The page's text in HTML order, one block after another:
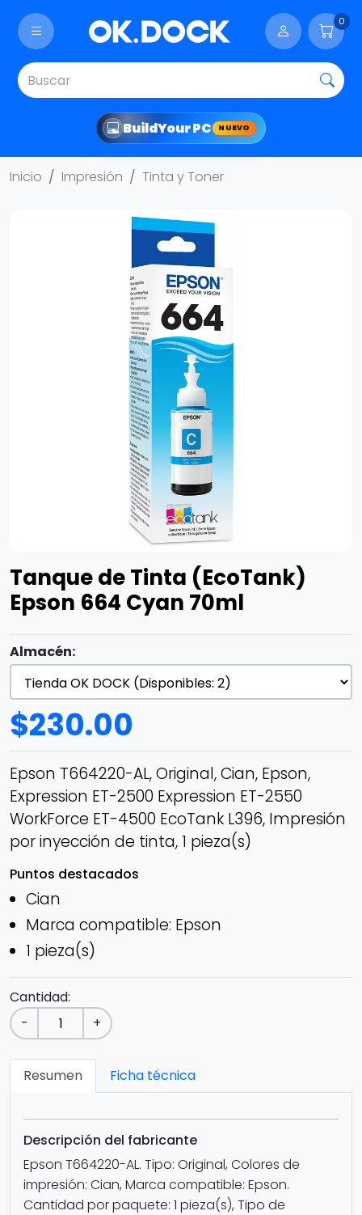
0
BuildYour PC NUEVO
Inicio Impresión Tinta y Toner
Tanque de Tinta (EcoTank)
Epson 664 Cyan 70ml
Almacén:
$230.00
Epson T664220-AL, Original, Cian, Epson,
Expression ET-2500 Expression ET-2550
WorkForce ET-4500 EcoTank L396, Impresión
por inyección de tinta, 1 pieza(s)
Puntos destacados
Cian
Marca compatible: Epson
1 pieza(s)
Cantidad:
-
+
Resumen Ficha técnica
Descripción del fabricante
Epson T664220-AL. Tipo: Original, Colores de
impresión: Cian, Marca compatible: Epson.
Cantidad por paquete: 1 pieza(s), Tipo de